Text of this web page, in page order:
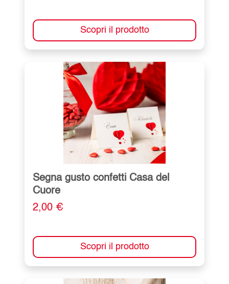
Scopri il prodotto
Segna gusto confetti Casa del
Cuore
2,00 €
Scopri il prodotto